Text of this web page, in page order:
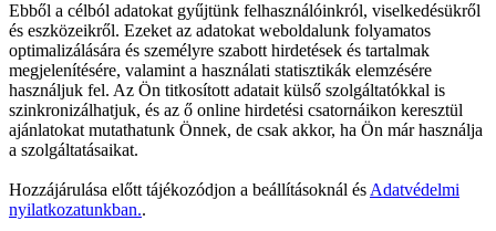
Ebből a célból adatokat gyűjtünk felhasználóinkról, viselkedésükről
és eszközeikről. Ezeket az adatokat weboldalunk folyamatos
optimalizálására és személyre szabott hirdetések és tartalmak
megjelenítésére, valamint a használati statisztikák elemzésére
használjuk fel. Az Ön titkosított adatait külső szolgáltatókkal is
szinkronizálhatjuk, és az ő online hirdetési csatornáikon keresztül
ajánlatokat mutathatunk Önnek, de csak akkor, ha Ön már használja
a szolgáltatásaikat.
Hozzájárulása előtt tájékozódjon a beállításoknál ésAdatvédelmi
nyilatkozatunkban..